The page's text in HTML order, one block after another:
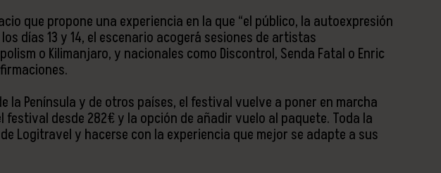
que propone una experiencia en la que “el público, la autoexpresión
días 13 y 14, el escenario acogerá sesiones de artistas
o Kilimanjaro, y nacionales como Discontrol, Senda Fatal o Enric
Península y de otros países, el festival vuelve a poner en marcha
desde 282€ y la opción de añadir vuelo al paquete. Toda la
Logitravel y hacerse con la experiencia que mejor se adapte a sus